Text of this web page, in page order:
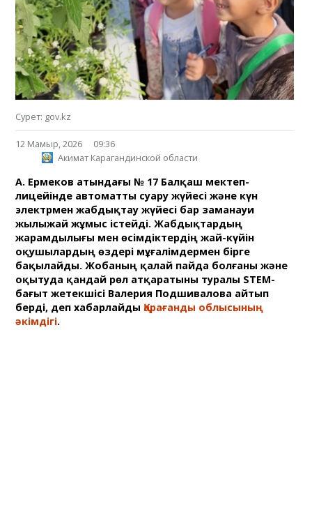
Сурет: gov.kz
12 Мамыр, 2026
09:36
Акимат Карагандинской области
А. Ермеков атындағы № 17 Балқаш мектеп-
лицейінде автоматты суару жүйесі және күн
электрмен жабдықтау жүйесі бар заманауи
жылыжай жұмыс істейді. Жабдықтардың
жарамдылығы мен өсімдіктердің жай-күйін
оқушылардың өздері мұғалімдермен бірге
бақылайды. Жобаның қалай пайда болғаны және
оқытуда қандай рөл атқаратыны туралы STEM-
бағыт жетекшісі Валерия Подшивалова айтып
берді, деп хабарлайды Қарағанды облысының
әкімдігі.